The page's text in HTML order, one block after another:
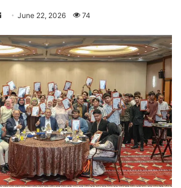
n
d
n
e
m
a
i
June 22, 2026 74